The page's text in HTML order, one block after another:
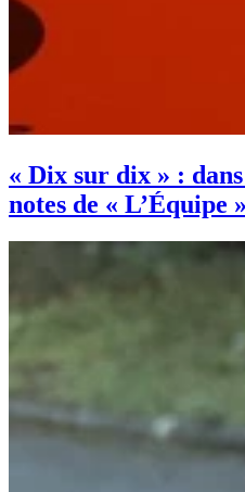
« Dix sur dix » :
notes de « L’Équipe »